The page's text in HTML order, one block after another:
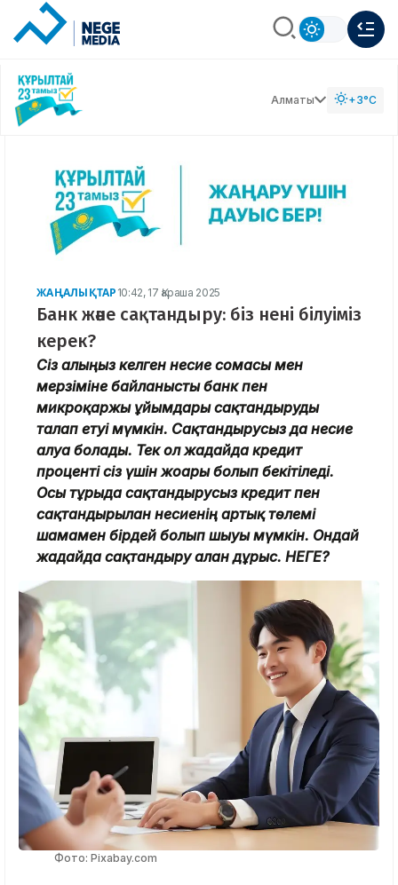
Алматы +3°C
ЖАҢАЛЫҚТАР 10:42, 17 Қараша 2025
Банк және сақтандыру: біз нені білуіміз
керек?
Сіз алғыңыз келген несие сомасы мен
мерзіміне байланысты банк пен
микроқаржы ұйымдары сақтандыруды
талап етуі мүмкін. Сақтандырусыз да несие
алуға болады. Тек ол жағдайда кредит
проценті сіз үшін жоғары болып бекітіледі.
Осы тұрғыда сақтандырусыз кредит пен
сақтандырылған несиенің артық төлемі
шамамен бірдей болып шығуы мүмкін. Ондай
жағдайда сақтандыру алған дұрыс. НЕГЕ?
Фото: Pixabay.com